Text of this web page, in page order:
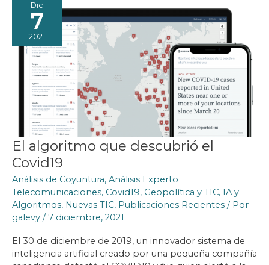
Dic
7
2021
El algoritmo que descubrió el
Covid19
Análisis de Coyuntura, Análisis Experto
Telecomunicaciones, Covid19, Geopolítica y TIC, IA y
Algoritmos, Nuevas TIC, Publicaciones Recientes / Por
galevy /7 diciembre, 2021
El 30 de diciembre de 2019, un innovador sistema de
inteligencia artificial creado por una pequeña compañía